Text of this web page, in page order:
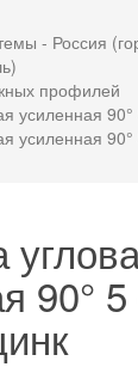
- Россия
профилей
усиленная 90°
усиленная
90°